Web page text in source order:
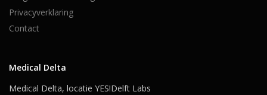
Privacyverklaring
Contact
Medical Delta
Medical Delta, locatie YES!Delft Labs